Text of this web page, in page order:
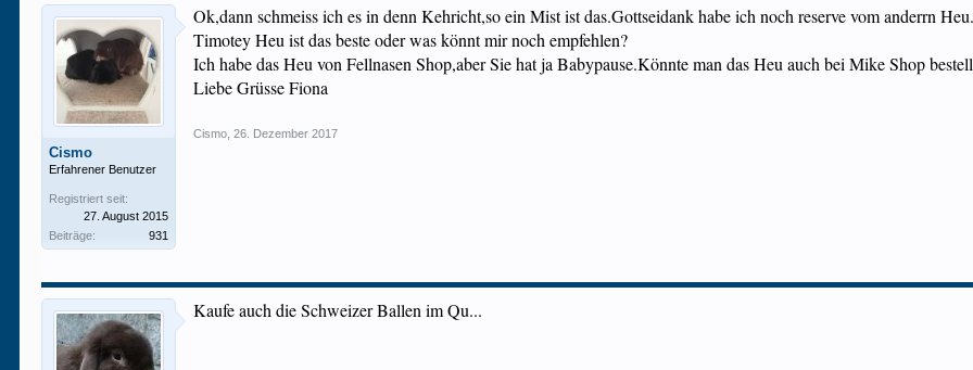
Cismo
Erfahrener Benutzer
Registriert seit:
27. August 2015
Beiträge:
931
Ok,dann schmeiss ich es in denn Kehricht,so ein Mist ist das.Gottseidank habe ich noch reserve vom anderrn Heu.
Timotey Heu ist das beste oder was könnt mir noch empfehlen?
Ich habe das Heu von Fellnasen Shop,aber Sie hat ja Babypause.Könnte man das Heu auch bei Mike Shop
Liebe Grüsse Fiona
Cismo 26. Dezember 2017
Kaufe auch die Schweizer Ballen im Qu...